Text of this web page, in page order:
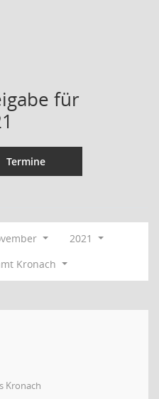
für
Termine
2021
Kronach
Kronach